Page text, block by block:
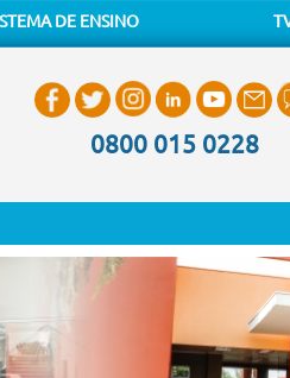
DE ENSINO
0800 015 0228